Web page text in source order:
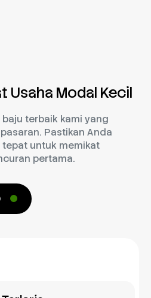
Usaha Modal Kecil
terbaik kami yang
Pastikan Anda
untuk memikat
pertama.